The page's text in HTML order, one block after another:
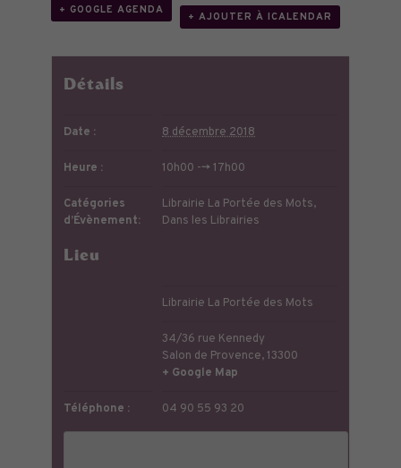
+ GOOGLE AGENDA
+ AJOUTER À ICALENDAR
Détails
Date : 8 décembre 2018
Heure : 10h00 --> 17h00
Catégories
d’Évènement:
Librairie La Portée des Mots,
Dans les Librairies
Lieu
Librairie La Portée des Mots
34/36 rue Kennedy
Salon de Provence,13300
+ Google Map
Téléphone : 04 90 55 93 20